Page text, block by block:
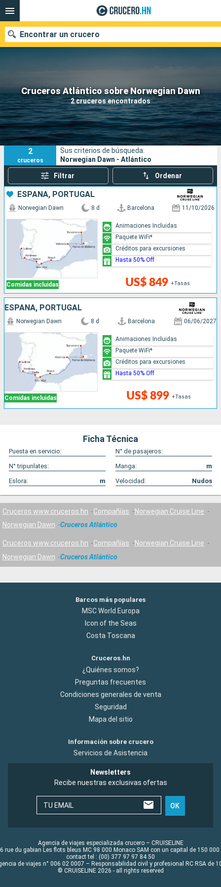
Cruceros Atlántico sobre Norwegian Dawn
2 cruceros encontrados
Encontrar un crucero
Nuestros destinos
Fecha de salida
Puertos Compañías
Buscar
2
cruceros
Sus criterios de búsqueda:
Norwegian Dawn - Atlántico
Filtrar Ordenar
ESPAÑA, PORTUGAL
Comidas incluidas
Norwegian Dawn 8 d Barcelona 11/10/2026
US$ 849 +Tasas
Animaciones Incluidas
Paquete WiFi*
Créditos para excursiones
Hasta 50% Off
ESPAÑA, PORTUGAL
Comidas incluidas
Norwegian Dawn 8 d Barcelona 06/06/2027
US$ 899 +Tasas
Animaciones Incluidas
Paquete WiFi*
Créditos para excursiones
Hasta 50% Off
Ficha Técnica
Puesta en servicio:
N° de pasajeros:
N° tripunlates:
Manga:
m
Eslora:
m Velocidad: Nudos
Cruceros www.cruceros.hn Compañías
Norwegian Cruise Line
Norwegian Dawn
Cruceros Atlántico
Cruceros www.cruceros.hn Compañías
Norwegian Cruise Line
Norwegian Dawn
Cruceros Atlántico
Barcos más populares
MSC World Europa
Icon of the Seas
Costa Toscana
Cruceros.hn
¿Quiénes somos?
Preguntas frecuentes
Condiciones generales de venta
Seguridad
Mapa del sitio
Información sobre crucero
Servicios de Asistencia
Newsletters
Recibe nuestras exclusivas ofertas
TU EMAIL OK
Agencia de viajes especializada crucero – CRUISELINE
rue du gabian Les flots bleus MC 98 000 Monaco SAM con un capital de 150 000
contact tel : (00) 377 97 97 84 50
de viajes n° 006 02 0007 – Responsabilidad civil y profesional RC RSA de
© CRUISELINE 2026 - all rights reserved